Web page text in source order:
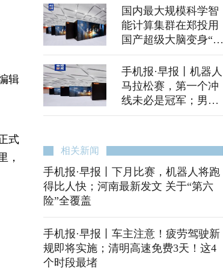
辑
式
，
国内最大规模科学智
能计算集群在郑投用
国产超级大脑变身“科
研搭子”
手机报·早报丨机器人
马拉松赛，第一个冲
线未必是冠军；男子
得知儿子被欺凌猝死
入
相关新闻
手机报·早报丨下月比赛，机器人将跑
得比人快；河南最新发文 关于“第六
险”全覆盖
手机报·早报丨车主注意！疲劳驾驶新
规即将实施；清明高速免费3天！这4
个时段最堵